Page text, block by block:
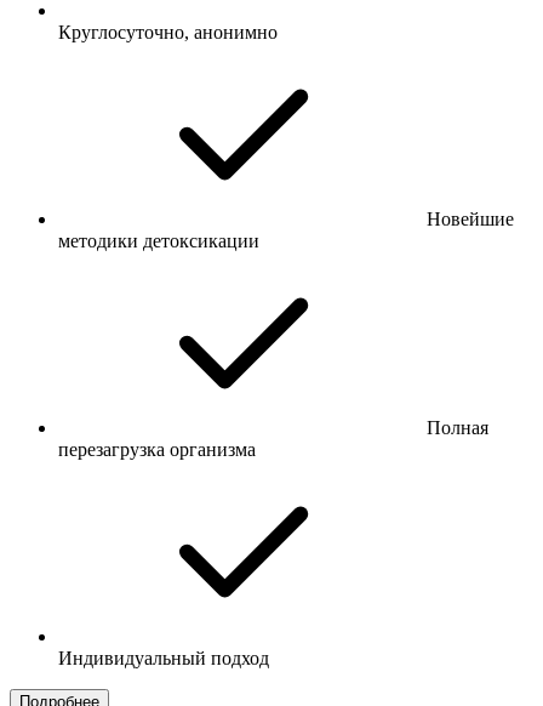
Круглосуточно, анонимно
Новейшие
методики детоксикации
Полная
перезагрузка организма
Индивидуальный подход
Подробнее